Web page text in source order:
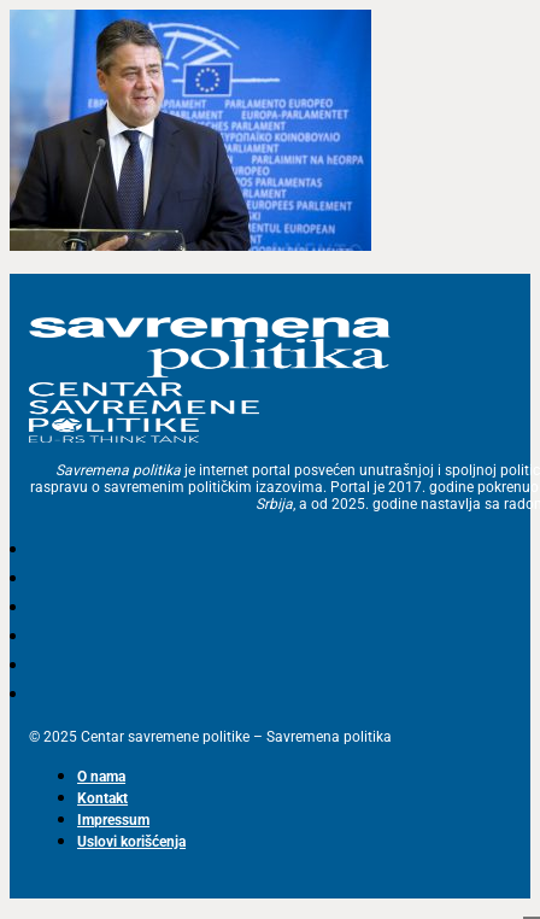
Savremena politika je internet portal posvećen unutrašnjoj i spoljnoj
raspravu o savremenim političkim izazovima. Portal je 2017. godine
Srbija, a od 2025. godine nastavlja sa
© 2025 Centar savremene politike – Savremena politika
O nama
Kontakt
Impressum
Uslovi korišćenja